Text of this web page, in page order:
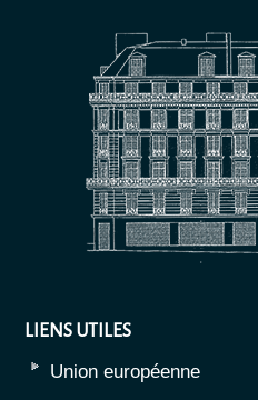
LIENS UTILES
Union européenne